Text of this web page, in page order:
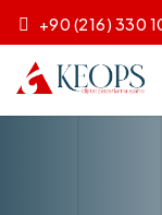
+90 (216) 330